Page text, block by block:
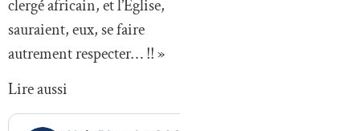
clergé africain, et l’Église,
sauraient, eux, se faire
autrement respecter… !! »
Lire aussi